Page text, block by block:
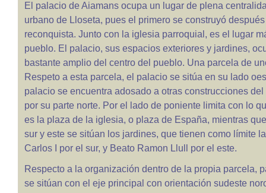
El palacio de Aiamans ocupa un lugar de plena
urbano de Lloseta, pues el primero se construyó
reconquista. Junto con la iglesia parroquial, es el lugar
pueblo. El palacio, sus espacios exteriores y jardines,
bastante amplio del centro del pueblo. Una parcela de
Respeto a esta parcela, el palacio se sitúa en su lado
palacio se encuentra adosado a otras construcciones
por su parte norte. Por el lado de poniente limita con lo
es la plaza de la iglesia, o plaza de España, mientras
sur y este se sitúan los jardines, que tienen como límite
Carlos I por el sur, y Beato Ramon Llull por el este.
Respecto a la organización dentro de la propia parcela,
se sitúan con el eje principal con orientación sudeste